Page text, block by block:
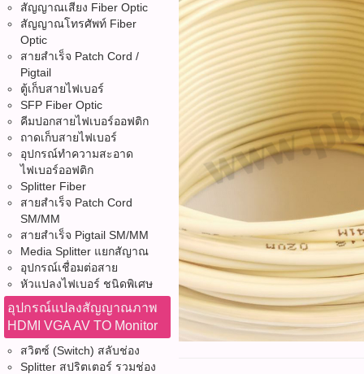
สัญญาณเสียง Fiber Optic
สัญญาณโทรศัพท์ Fiber
Optic
สายสำเร็จ Patch Cord /
Pigtail
ตู้เก็บสายไฟเบอร์
SFP Fiber Optic
คีมปอกสายไฟเบอร์ออฟติก
ถาดเก็บสายไฟเบอร์
อุปกรณ์ทำความสะอาด
ไฟเบอร์ออฟติก
Splitter Fiber
สายสำเร็จ Patch Cord
SM/MM
สายสำเร็จ Pigtail SM/MM
Media Splitter แยกสัญาณ
อุปกรณ์เชื่อมต่อสาย
หัวแปลงไฟเบอร์ ชนิดพิเศษ
อุปกรณ์แปลงสัญญาณภาพ
HDMI VGA AV TO Monitor
สวิตซ์ (Switch) สลับช่อง
Splitter สปริตเตอร์ รวมช่อง